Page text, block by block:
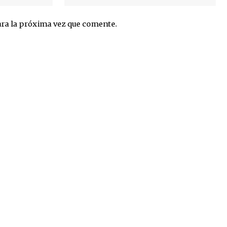
la próxima vez que comente.